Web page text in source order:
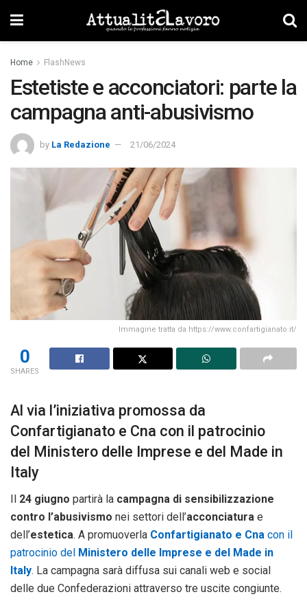
Home FlashNews
Estetiste e acconciatori: parte la
campagna anti-abusivismo
by La Redazione 21/06/2024
Immagine tratta da https://www.confartigianato.it/
0
SHARES
Al via l’iniziativa promossa da
Confartigianato e Cna con il patrocinio
del Ministero delle Imprese e del Made in
Italy
Il 24 giugno partirà la campagna di sensibilizzazione
contro l’abusivismo nei settori dell’acconciatura e
dell’estetica. A promuoverla Confartigianato e Cna con il
patrocinio del Ministero delle Imprese e del Made in
Italy. La campagna sarà diffusa sui canali web e social
delle due Confederazioni attraverso tre uscite congiunte.